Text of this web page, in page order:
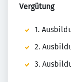
Vergütung
1.
2.
3.